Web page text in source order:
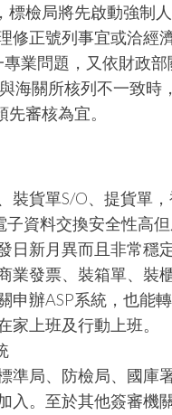
檢局將先啟動強制
正號列事宜或洽經
業問題，又依財政
海關所核列不一致時
審核為宜。
裝貨單S/O、提貨單
資料交換安全性高
日新月異而且非常穩
業發票、裝箱單、裝
申辦ASP系統，也能
上班及行動上班。
準局、防檢局、國庫
入。至於其他簽審機